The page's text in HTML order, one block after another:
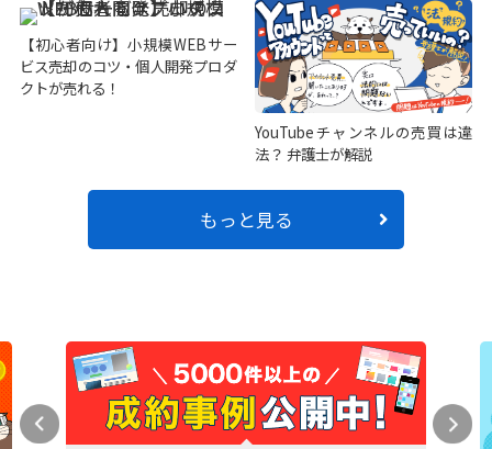
【初心者向け】小規模WEBサー
ビス売却のコツ・個人開発プロダ
クトが売れる！
YouTubeチャンネルの売買は違
法？ 弁護士が解説
もっと見る